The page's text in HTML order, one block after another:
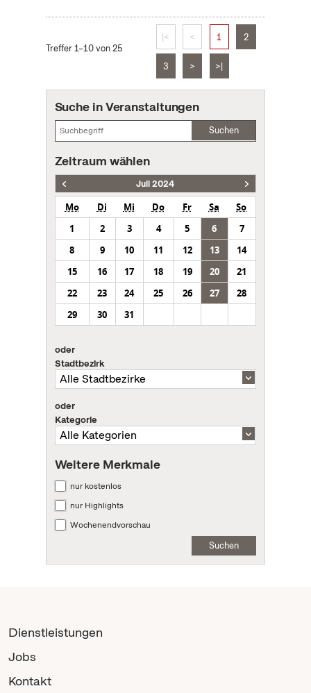
Treffer 1–10 von 25
|< < 1 2
3 > >|
Suche in Veranstaltungen
Suchen
Zeitraum wählen
Juli 2024
Mo Di Mi Do Fr Sa
So
1
2 3 4 5 6
7
8
9 10 11 12 13
14
15
16 17 18 19 20
21
22
23 24 25 26 27
28
29
30 31
oder
Stadtbezirk
oder
Kategorie
Weitere Merkmale
nur kostenlos
nur Highlights
Wochenendvorschau
Suchen
Dienstleistungen
Jobs
Kontakt